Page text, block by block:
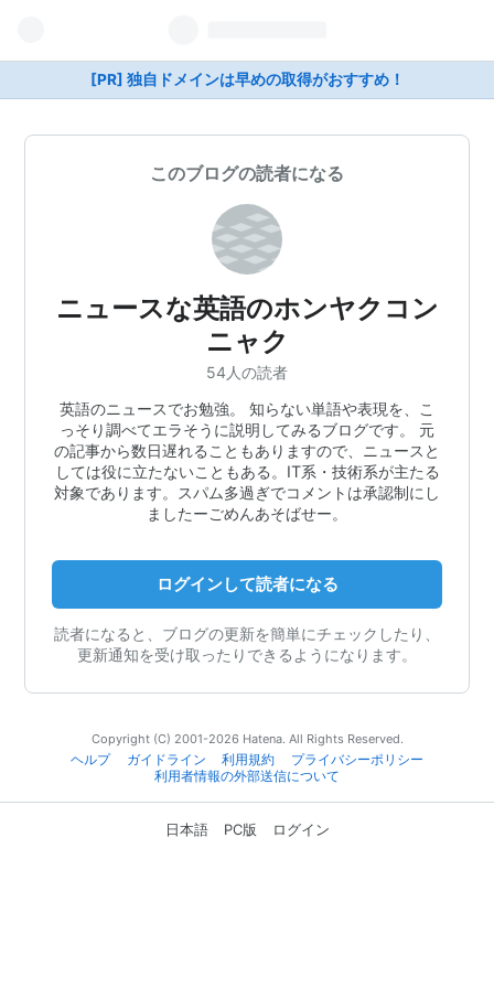
[PR] 独自ドメインは早めの取得がおすすめ！
このブログの読者になる
ニュースな英語のホンヤクコン
ニャク
54人の読者
英語のニュースでお勉強。 知らない単語や表現を、こ
っそり調べてエラそうに説明してみるブログです。 元
の記事から数日遅れることもありますので、ニュースと
しては役に立たないこともある。IT系・技術系が主たる
対象であります。スパム多過ぎでコメントは承認制にし
ましたーごめんあそばせー。
ログインして読者になる
読者になると、ブログの更新を簡単にチェックしたり、
更新通知を受け取ったりできるようになります。
Copyright (C) 2001-2026 Hatena. All Rights Reserved.
ヘルプ
ガイドライン 利用規約
プライバシーポリシー
利用者情報の外部送信について
日本語 PC版 ログイン